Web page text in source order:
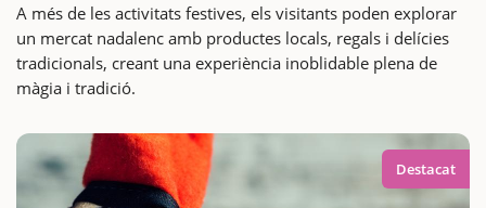
A més de les activitats festives, els visitants poden explorar
un mercat nadalenc amb productes locals, regals i delícies
tradicionals, creant una experiència inoblidable plena de
màgia i tradició.
Destacat